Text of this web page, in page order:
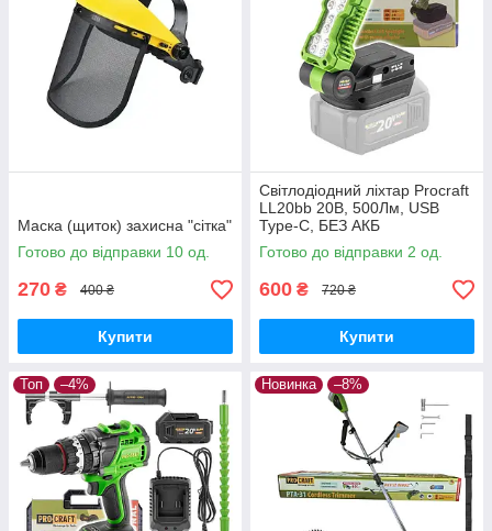
Маска (щиток) захисна "сітка"
Готово до відправки 10 од.
270 ₴ 400 ₴
Купити
Світлодіодний ліхтар Procraft
LL20bb 20В, 500Лм, USB
Type-C, БЕЗ АКБ
Готово до відправки 2 од.
600 ₴ 720 ₴
Купити
Топ –4% Новинка –8%